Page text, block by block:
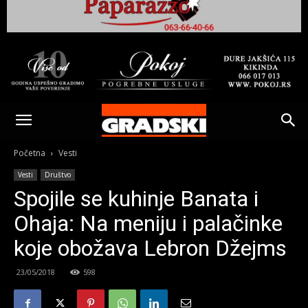
Gradski
Online
Kikinda
Početna Vesti
Vesti Društvo
Spojile se kuhinje Banata i
Ohaja: Na meniju i palačinke
koje obožava Lebron Džejms
23/05/2018 598